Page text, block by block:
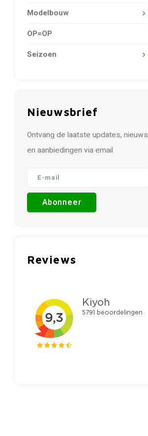
Modelbouw
OP=OP
Seizoen
Nieuwsbrief
Ontvang de laatste updates, nieuws
en aanbiedingen via email
Abonneer
Reviews